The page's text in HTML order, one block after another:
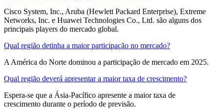
Cisco System, Inc., Aruba (Hewlett Packard Enterprise), Extreme
Networks, Inc. e Huawei Technologies Co., Ltd. são alguns dos
principais players do mercado global.
Qual região detinha a maior participação no mercado?
A América do Norte dominou a participação de mercado em 2025.
Qual região deverá apresentar a maior taxa de crescimento?
Espera-se que a Ásia-Pacífico apresente a maior taxa de
crescimento durante o período de previsão.